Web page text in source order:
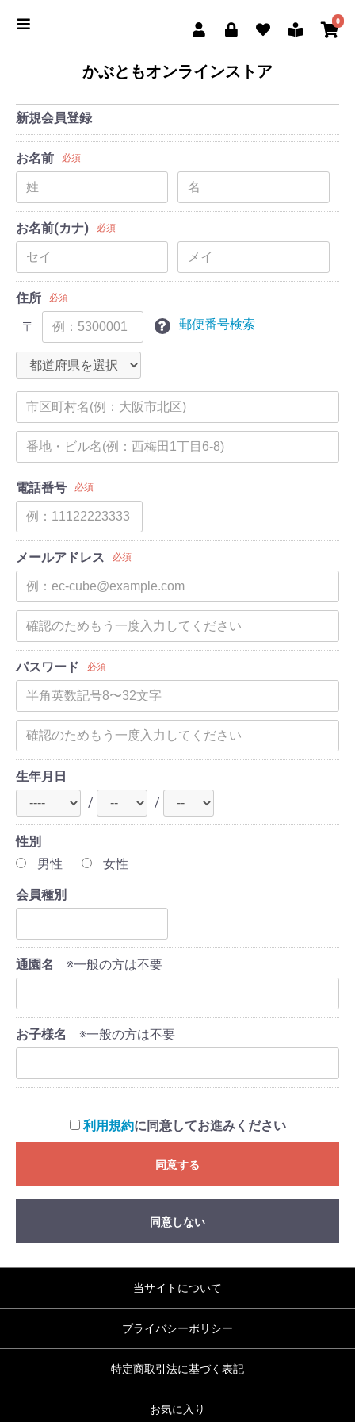
0
かぶともオンラインストア
新規会員登録
お名前 必須
お名前(カナ) 必須
住所 必須
〒 郵便番号検索
電話番号 必須
メールアドレス 必須
パスワード 必須
生年月日
/
/
性別
男性
女性
会員種別
通園名 ※一般の方は不要
お子様名 ※一般の方は不要
利用規約に同意してお進みください
同意する
同意しない
当サイトについて
プライバシーポリシー
特定商取引法に基づく表記
お気に入り